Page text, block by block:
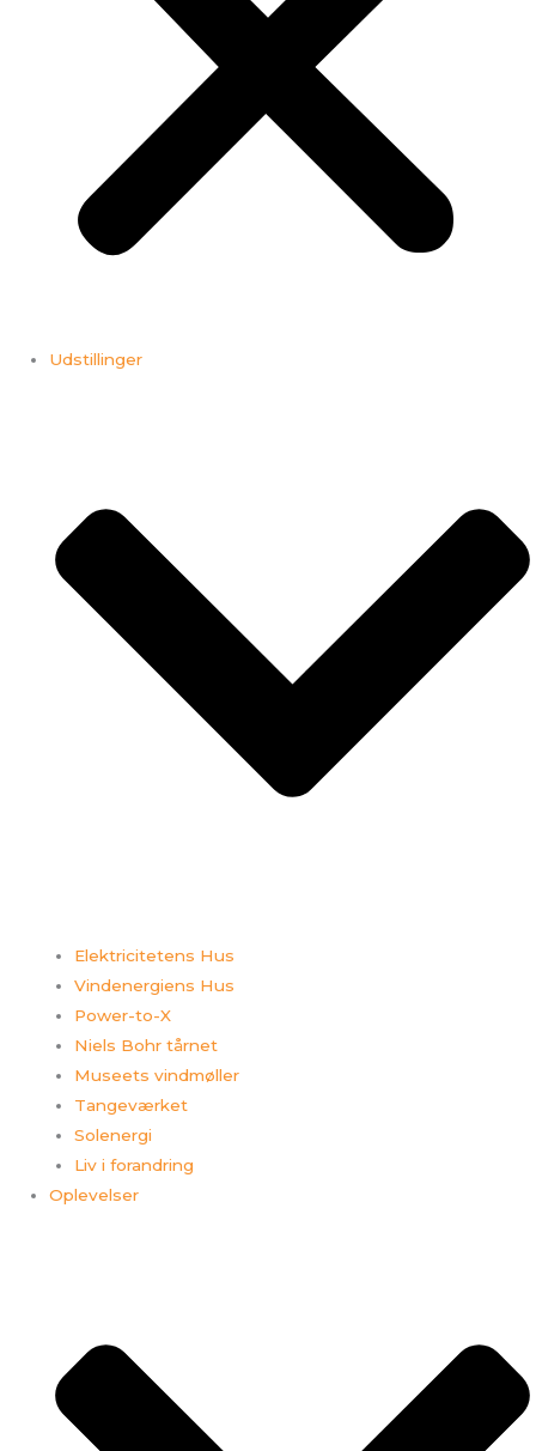
Udstillinger
Elektricitetens Hus
Vindenergiens Hus
Power-to-X
Niels Bohr tårnet
Museets vindmøller
Tangeværket
Solenergi
Liv i forandring
Oplevelser